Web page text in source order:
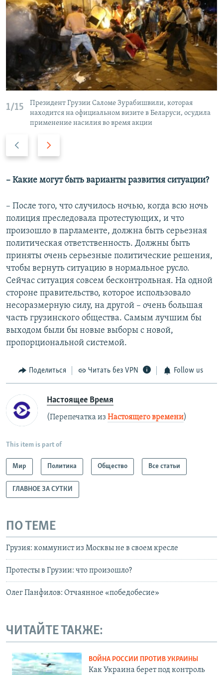
1/15
Президент Грузии Саломе Зурабишвили, которая
находится на официальном визите в Беларуси, осудила
применение насилия во время акции
д
у
щ
и
й
с
л
а
й
д
д
ю
щ
и
й
с
л
а
й
д
– Какие могут быть варианты развития ситуации?
– После того, что случилось ночью, когда всю ночь
полиция преследовала протестующих, и что
произошло в парламенте, должна быть серьезная
политическая ответственность. Должны быть
приняты очень серьезные политические решения,
чтобы вернуть ситуацию в нормальное русло.
Сейчас ситуация совсем бесконтрольная. На одной
стороне правительство, которое использовало
несоразмерную силу, на другой – очень большая
часть грузинского общества. Самым лучшим бы
выходом были бы новые выборы с новой,
пропорциональной системой.
Поделиться Читать без VPN Follow us
Настоящее Время
(Перепечатка из Настоящего времени)
This item is part of
Мир Политика Общество Все статьи
ГЛАВНОЕ ЗА СУТКИ
ПО ТЕМЕ
Грузия: коммунист из Москвы не в своем кресле
Протесты в Грузии: что произошло?
Олег Панфилов: Отчаянное «победобесие»
ЧИТАЙТЕ ТАКЖЕ:
ВОЙНА РОССИИ ПРОТИВ УКРАИНЫ
Как Украина берет под контроль